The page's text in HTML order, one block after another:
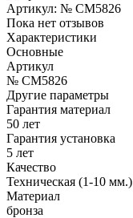
Артикул: № CM5826
Пока нет отзывов
Характеристики
Основные
Артикул
№ CM5826
Другие параметры
Гарантия материал
50 лет
Гарантия установка
5 лет
Качество
Техническая (1-10 мм.)
Материал
бронза